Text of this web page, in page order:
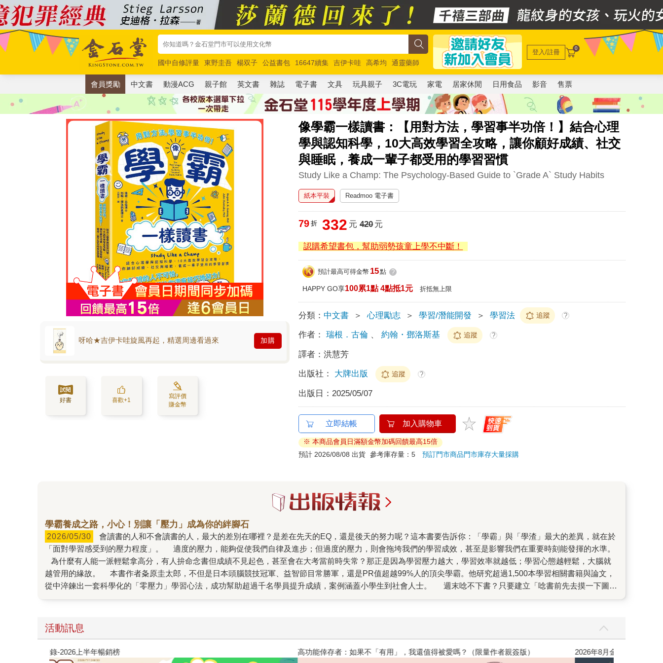
國中自修評量 東野圭吾 楊双子 公益書包 16647續集 吉伊卡哇 高希均
通靈藥師
唯紅花綻放
奧德賽 路邊攤新作 馬斯克 玩具總動員5 超慢跑
登入/註冊 0
會員獎勵 中文書 動漫ACG 親子館 英文書 雜誌 電子書 文具 玩具親子 3C電玩 家電 居家休閒 日用食品 影音 售票
像學霸一樣讀書：【用對方法，學習事半功倍！】結合心理
學與認知科學，10大高效學習全攻略，讓你顧好成績、社交
與睡眠，養成一輩子都受用的學習習慣
Study Like a Champ: The Psychology-Based Guide to `Grade A` Study Habits
呀哈★吉伊卡哇旋風再起，精選周邊看過來 加購
好書 喜歡+1
寫評價
賺金幣
紙本平裝 Readmoo 電子書
79 折 332 元 420元
認購希望書包，幫助弱勢孩童上學不中斷！
預計最高可得金幣 15點 ?
HAPPY GO享100累1點 4點抵1元 折抵無上限
分類： 中文書 ＞ 心理勵志 ＞ 學習/潛能開發 ＞ 學習法 追蹤 ?
作者： 瑞根．古倫 、約翰・鄧洛斯基 追蹤 ?
譯者：洪慧芳
出版社： 大牌出版 追蹤 ?
出版日： 2025/05/07
立即結帳 加入購物車
※ 本商品會員日滿額金幣加碼回饋最高15倍
預計 2026/08/08 出貨 參考庫存量：5預訂門市商品門市庫存大量採購
學霸養成之路，小心！別讓「壓力」成為你的絆腳石
2026/05/30
「面對學習感受到的壓力程度」。 適度的壓力，能夠促使我們自律及進步；但過度的壓力，則會拖垮我們的學習成效，甚至是影響我們在重要時刻能發揮的水準。
為什麼有人能一派輕鬆拿高分，有人拚命念書但成績不見起色，甚至會在大考當前時失常？那正是因為學習壓力越大，學習效率就越低；學習心態越輕鬆，大腦就
越管用的緣故。 本書作者夈原圭太郎，不但是日本頭腦競技冠軍、益智節目常勝軍，還是PR值超越99%人的頂尖學霸。他研究超過1,500本學習相關書籍與論文，
從中淬鍊出一套科學化的「零壓力」學習心法，成功幫助超過千名學員提升成績，案例涵蓋小學生到社會人士。 週末唸不下書？只要建立「唸書前先去摸一下圖書
立起長期的學習習慣。一旦時間拉長，人與人之間的差距將會更加顯而易見。 學習跟備考都是長期抗戰，在這個容易分心、充斥環境壓力的時代，我們更需要一套
「低門檻、高成效」的學習法，來幫助我們「無痛」進入學習狀態，進而收穫更良好的學習成效。 只要利用書中經腦科學實證的小技巧，幫助我們的大腦從「逃避
學習」切換到「享受學習」的狀態，不只學習門檻會大幅降低，效率更會有驚人提升。讓你只需花最小的力氣，就能達到最大的學習效果。 「學習」是人類一生中
最寶貴的能力，若被壓力限縮了潛力就太可惜了。唯有當學習不再成為壓力，你才能在校園學習、職場進修，任何情境下都能如虎添翼。相信本書將能成為你解放限
活動訊息
閱讀漫遊錄-2026上半年暢銷榜 高功能倖存者：如果不「有用」，我還值得被愛嗎？（限量作者親簽版） 2026年8月金石